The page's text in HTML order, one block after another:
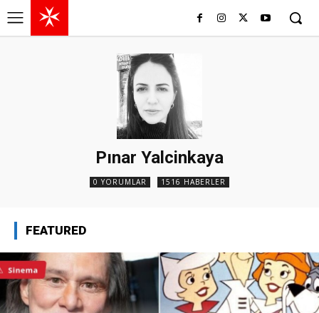
Pınar Yalcinkaya
0 YORUMLAR 1516 HABERLER
FEATURED